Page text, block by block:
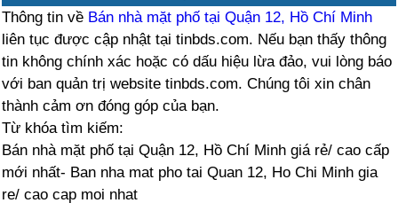
Thông tin về Bán nhà mặt phố tại Quận 12, Hồ Chí Minh
liên tục được cập nhật tại tinbds.com. Nếu bạn thấy thông
tin không chính xác hoặc có dấu hiệu lừa đảo, vui lòng báo
với ban quản trị website tinbds.com. Chúng tôi xin chân
thành cảm ơn đóng góp của bạn.
Từ khóa tìm kiếm:
Bán nhà mặt phố tại Quận 12, Hồ Chí Minh giá rẻ/ cao cấp
mới nhất- Ban nha mat pho tai Quan 12, Ho Chi Minh gia
re/ cao cap moi nhat